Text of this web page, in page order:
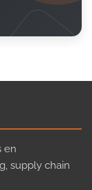
en
supply chain